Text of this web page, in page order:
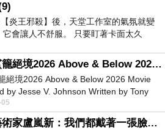
炎王邪殺】後，天堂工作室的氣氛就變
會讓人不舒服。 只要盯著卡面太久
電影鯊籠絕境2026 Above & Below 2026 Movie
絕境2026 Above & Below 2026 Movie
by Jesse V. Johnson Written by Tony
Starring Laura Maran
當代藝術家盧嵐新：我們都戴著一張臉，可真正的自己，總藏在那些被塗抹、被覆蓋的痕跡裡